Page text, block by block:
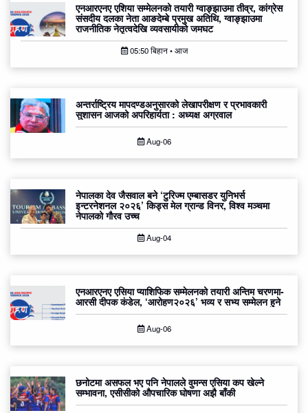
एनआरएनए एशिया सम्मेलनको तयारी ग्वाङ्झाउमा तीव्र, कांग्रेस
संसदीय दलका नेता आङदेम्बे प्रमुख अतिथि, ग्वाङ्झाउमा
राजनीतिक नेतृत्वदेखि व्यवसायीको जमघट
05:50 बिहान • आज
अन्तर्राष्ट्रिय मापदण्डअनुसारको लेखापरीक्षण र प्रभावकारी
सुशासन आजको अपरिहार्यता : अध्यक्ष अग्रवाल
Aug-06
नेपालका देव जैसवाल बने ‘टुरिज्म एम्बासडर युनिभर्स
इन्टरनेशनल २०२६’ किड्स मेल ग्रान्ड विनर, विश्व मञ्चमा
नेपालको गौरव उच्च
Aug-04
एनआरएनए एसिया प्याशिफिक सम्मेलनको तयारी अन्तिम चरणमा-
आरसी दीपक कंडेल, ‘आरोहण२०२६’ भव्य र सभ्य सम्मेलन हुने
Aug-06
छनोटमा असफल भए पनि नेपालले वुमन्स एसिया कप खेल्ने
सम्भावना, एसीसीको औपचारिक घोषणा अझै बाँकी